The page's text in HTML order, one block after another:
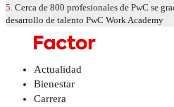
5. Cerca de 800 profesionales de PwC se
desarrollo de talento PwC Work Academy
Actualidad
Bienestar
Carrera